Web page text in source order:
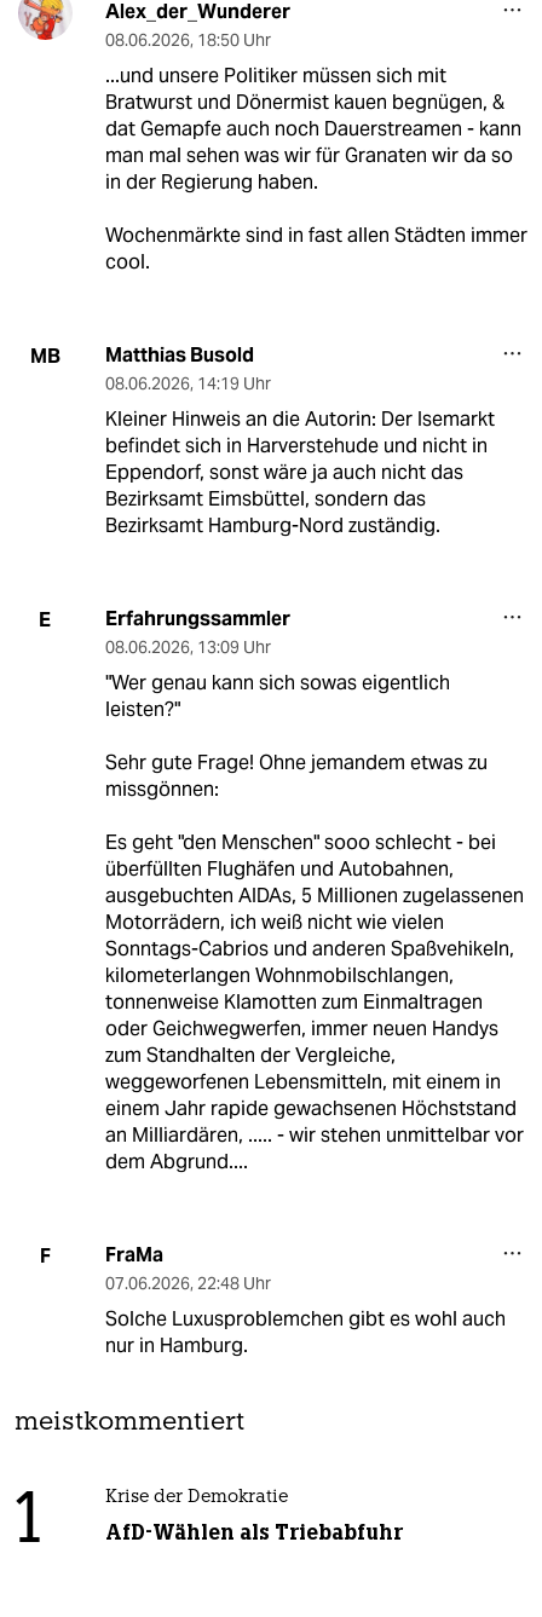
Alex_der_Wunderer
08.06.2026, 18:50 Uhr
...und unsere Politiker müssen sich mit
Bratwurst und Dönermist kauen begnügen, &
dat Gemapfe auch noch Dauerstreamen - kann
man mal sehen was wir für Granaten wir da so
in der Regierung haben.
Wochenmärkte sind in fast allen Städten immer
cool.
MB Matthias Busold
08.06.2026, 14:19 Uhr
Kleiner Hinweis an die Autorin: Der Isemarkt
befindet sich in Harverstehude und nicht in
Eppendorf, sonst wäre ja auch nicht das
Bezirksamt Eimsbüttel, sondern das
Bezirksamt Hamburg-Nord zuständig.
E Erfahrungssammler
08.06.2026, 13:09 Uhr
"Wer genau kann sich sowas eigentlich
leisten?"
Sehr gute Frage! Ohne jemandem etwas zu
missgönnen:
Es geht "den Menschen" sooo schlecht - bei
überfüllten Flughäfen und Autobahnen,
ausgebuchten AIDAs, 5 Millionen zugelassenen
Motorrädern, ich weiß nicht wie vielen
Sonntags-Cabrios und anderen Spaßvehikeln,
kilometerlangen Wohnmobilschlangen,
tonnenweise Klamotten zum Einmaltragen
oder Geichwegwerfen, immer neuen Handys
zum Standhalten der Vergleiche,
weggeworfenen Lebensmitteln, mit einem in
einem Jahr rapide gewachsenen Höchststand
an Milliardären, ..... - wir stehen unmittelbar vor
dem Abgrund....
F FraMa
07.06.2026, 22:48 Uhr
Solche Luxusproblemchen gibt es wohl auch
nur in Hamburg.
meistkommentiert
1 Krise der Demokratie
AfD-Wählen als Triebabfuhr